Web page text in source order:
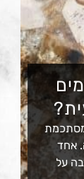
מסתכמת
אחד
על